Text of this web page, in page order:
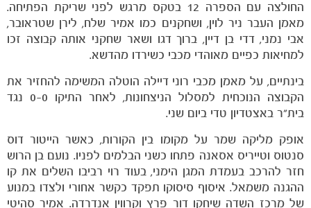
הקבוצות
החולצה עם הספרה 12 בטקס מרגש לפני שריקת הפתיחה.
מאמן העבר ניר לוין, ושחקנים כמו אמיר שלח, לירן שטראובר,
אבי נמני, דדי בן דיין, ברוך דגו ושאר שחקני אותה קבוצה זכו
למחיאות כפיים מאוהדי מכבי כשירדו מהדשא.
בינתיים, על מאמן מכבי רוני דיילה הוטלה המשימה להחזיר את
הקבוצה הנוכחית למסלול הניצחונות, לאחר התיקו 0-0 נגד
בית"ר באצטדיון טדי ביום שני.
אופק מליקה שמר על מקומו בין הקורות, כאשר הייטור דוס
סנטוס וטייריס אסאנה פתחו כשני הבלמים לפניו. נועם בן הרוש
חזר להרכב בעמדת המגן הימני, בעוד רוי רביבו השלים את קו
ההגנה משמאל. איסוף סיסוקו תפקד כקשר אחורי ולצדו במנוע
של מרכז השדה שיחקו דור פרץ וקרווין אנדרדה. אמיר סהיטי